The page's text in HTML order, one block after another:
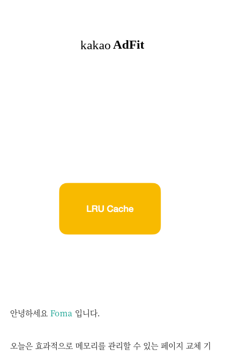
안녕하세요 Foma 입니다.
오늘은 효과적으로 메모리를 관리할 수 있는 페이지 교체 기